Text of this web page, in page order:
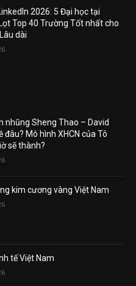
2026: 5 Đại học tại
Top 40 Trường Tốt nhất cho
dài
nhũng Sheng Thao – David
đâu? Mô hình XHCN của Tô
sẽ thành?
kim cương vàng Việt Nam
tế Việt Nam